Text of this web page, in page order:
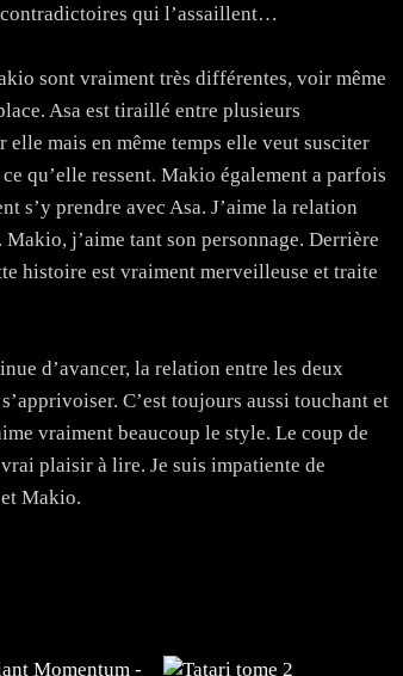
qui l’assaillent…
sont vraiment très différentes, voir même
Asa est tiraillé entre plusieurs
mais en même temps elle veut susciter
qu’elle ressent. Makio également a parfois
s’y prendre avec Asa. J’aime la relation
j’aime tant son personnage. Derrière
histoire est vraiment merveilleuse et traite
d’avancer, la relation entre les deux
C’est toujours aussi touchant et
vraiment beaucoup le style. Le coup de
plaisir à lire. Je suis impatiente de
Makio.